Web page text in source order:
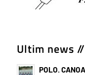
Ultim news //
POLO.